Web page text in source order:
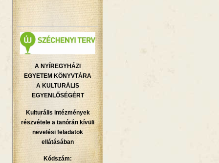
A NYÍREGYHÁZI
EGYETEM KÖNYVTÁRA
A KULTURÁLIS
EGYENLŐSÉGÉRT
Kulturális intézmények
részvétele a tanórán kívüli
nevelési feladatok
ellátásában
Kódszám: